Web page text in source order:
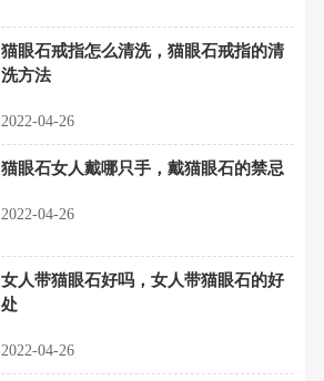
猫眼石戒指怎么清洗，猫眼石戒指的清
洗方法
2022-04-26
猫眼石女人戴哪只手，戴猫眼石的禁忌
2022-04-26
女人带猫眼石好吗，女人带猫眼石的好
处
2022-04-26